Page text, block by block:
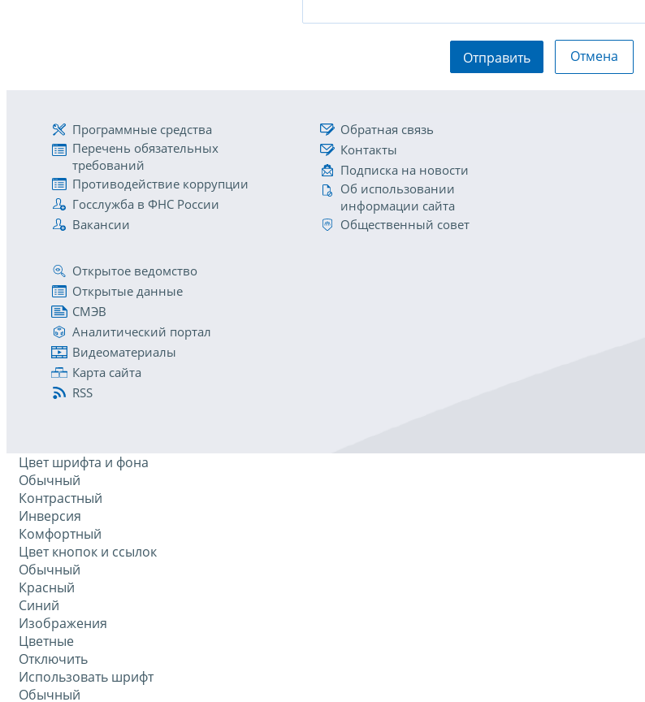
Отправить Отмена
Программные средства
Перечень обязательных
требований
Противодействие коррупции
Госслужба в ФНС России
Вакансии
Обратная связь
Контакты
Подписка на новости
Об использовании
информации сайта
Общественный совет
Открытое ведомство
Открытые данные
СМЭВ
Аналитический портал
Видеоматериалы
Карта сайта
RSS
Цвет шрифта и фона
Обычный
Контрастный
Инверсия
Комфортный
Цвет кнопок и ссылок
Обычный
Красный
Синий
Изображения
Цветные
Отключить
Использовать шрифт
Обычный